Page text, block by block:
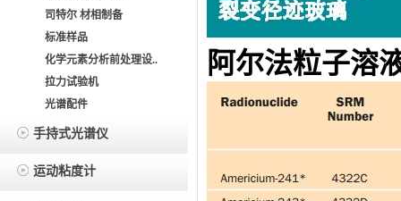
司特尔 材相制备
标准样品
化学元素分析前处理设..
拉力试验机
光谱配件
手持式光谱仪
运动粘度计
阿尔法粒子溶